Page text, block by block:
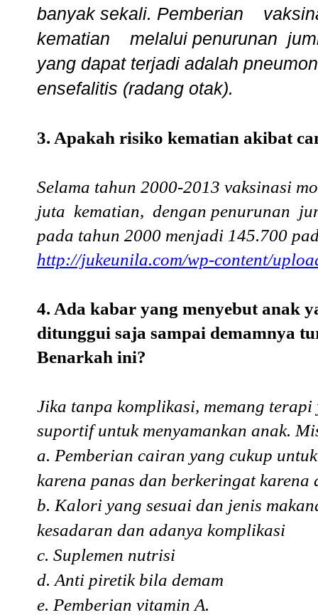
banyak sekali. Pemberian
kematian melalui penurunan
yang dapat terjadi adalah
ensefalitis (radang otak).
3. Apakah risiko kematian akibat
Selama tahun 2000-2013 vaksinasi
juta kematian, dengan penurunan
pada tahun 2000 menjadi 145.700
http://jukeunila.com/wp-content/
4. Ada kabar yang menyebut anak
ditunggui saja sampai demamnya
Benarkah ini?
Jika tanpa komplikasi, memang
suportif untuk menyamankan anak.
a. Pemberian cairan yang cukup
karena panas dan berkeringat karena
b. Kalori yang sesuai dan jenis
kesadaran dan adanya komplikasi
c. Suplemen nutrisi
d. Anti piretik bila demam
e. Pemberian vitamin A.